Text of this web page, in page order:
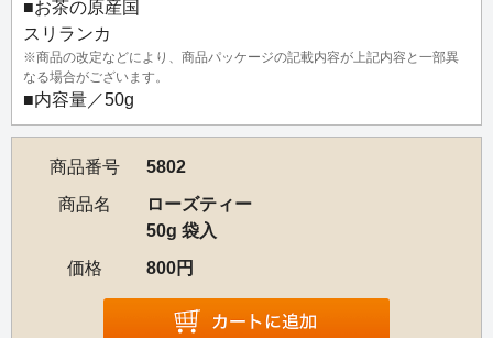
■お茶の原産国
スリランカ
※商品の改定などにより、商品パッケージの記載内容が上記内容と一部異
なる場合がございます。
■内容量／50g
商品番号
5802
商品名
ローズティー
50g 袋入
価格
800円